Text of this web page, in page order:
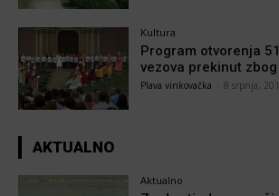
Kultura
Program otvorenja
vezova prekinut
Plava vinkovačka 8 srpnja,
AKTUALNO
Aktualno